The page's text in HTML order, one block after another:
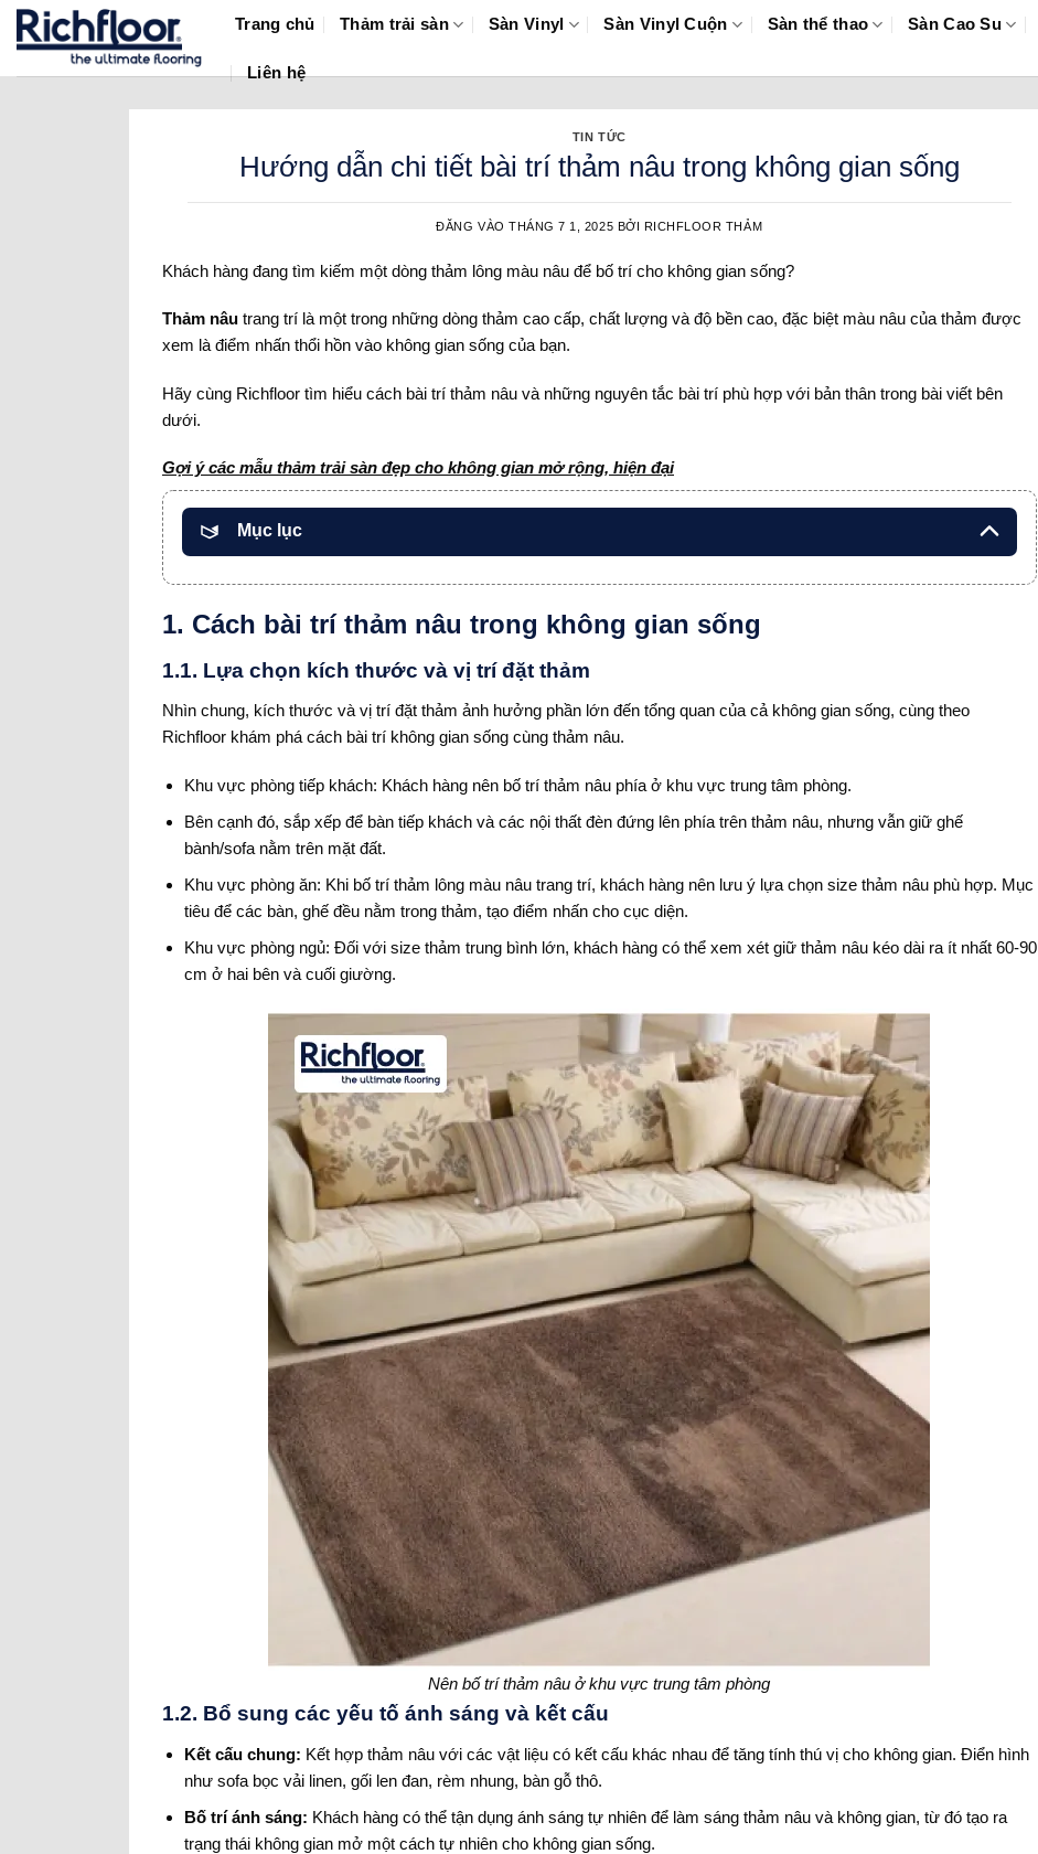
Bỏ
qua
Trang chủ Thảm trải sàn Sàn Vinyl Sàn Vinyl Cuộn Sàn thể thao Sàn Cao Su
Liên hệ
TIN TỨC
Hướng dẫn chi tiết bài trí thảm nâu trong không gian sống
ĐĂNG VÀOTHÁNG 7 1, 2025 BỞI RICHFLOOR THẢM
Khách hàng đang tìm kiếm một dòng thảm lông màu nâu để bố trí cho không gian sống?
Thảm nâu trang trí là một trong những dòng thảm cao cấp, chất lượng và độ bền cao, đặc biệt màu nâu của thảm được
xem là điểm nhấn thổi hồn vào không gian sống của bạn.
Hãy cùng Richfloor tìm hiểu cách bài trí thảm nâu và những nguyên tắc bài trí phù hợp với bản thân trong bài viết bên
dưới.
Gợi ý các mẫu thảm trải sàn đẹp cho không gian mở rộng, hiện đại
Mục lục
1. Cách bài trí thảm nâu trong không gian sống
1.1. Lựa chọn kích thước và vị trí đặt thảm
Nhìn chung, kích thước và vị trí đặt thảm ảnh hưởng phần lớn đến tổng quan của cả không gian sống, cùng theo
Richfloor khám phá cách bài trí không gian sống cùng thảm nâu.
Khu vực phòng tiếp khách: Khách hàng nên bố trí thảm nâu phía ở khu vực trung tâm phòng.
Bên cạnh đó, sắp xếp để bàn tiếp khách và các nội thất đèn đứng lên phía trên thảm nâu, nhưng vẫn giữ ghế
bành/sofa nằm trên mặt đất.
Khu vực phòng ăn: Khi bố trí thảm lông màu nâu trang trí, khách hàng nên lưu ý lựa chọn size thảm nâu phù hợp. Mục
tiêu để các bàn, ghế đều nằm trong thảm, tạo điểm nhấn cho cục diện.
Khu vực phòng ngủ: Đối với size thảm trung bình lớn, khách hàng có thể xem xét giữ thảm nâu kéo dài ra ít nhất 60-90
cm ở hai bên và cuối giường.
Nên bố trí thảm nâu ở khu vực trung tâm phòng
1.2. Bổ sung các yếu tố ánh sáng và kết cấu
Kết cấu chung: Kết hợp thảm nâu với các vật liệu có kết cấu khác nhau để tăng tính thú vị cho không gian. Điển hình
như sofa bọc vải linen, gối len đan, rèm nhung, bàn gỗ thô.
Bố trí ánh sáng: Khách hàng có thể tận dụng ánh sáng tự nhiên để làm sáng thảm nâu và không gian, từ đó tạo ra
trạng thái không gian mở một cách tự nhiên cho không gian sống.